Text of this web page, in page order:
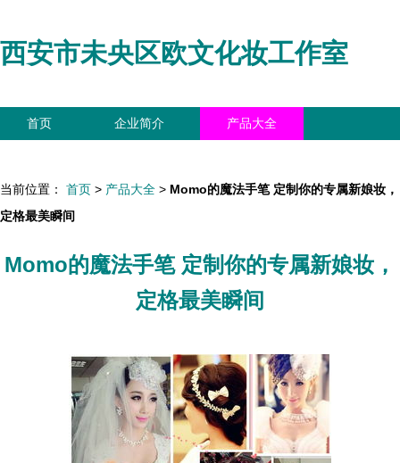
西安市未央区欧文化妆工作室
首页 企业简介 产品大全
当前位置： 首页 > 产品大全 > Momo的魔法手笔 定制你的专属新娘妆，
定格最美瞬间
Momo的魔法手笔 定制你的专属新娘妆，
定格最美瞬间